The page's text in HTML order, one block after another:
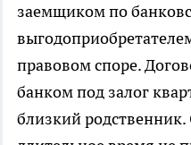
заемщиком по
правовом споре.
банком под залог
близкий